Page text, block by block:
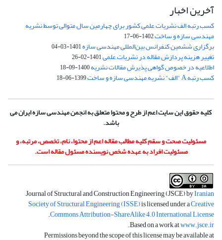
آخرین اخبار
کسب رتبه الف نشریات علمی کشور برای چهارمین سال متوالی توسط نشریه
مهندسی سازه و ساخت1402-06-17
برگزاری ششمین کنفرانس بین‌المللی مهندسی سازه1401-03-04
تغییر هزینه پردازش مقاله در نشریات علمی1401-02-26
اطلاعیه در خصوص گواهی پذیرش مقالات نشریه1400-09-18
کسب رتبه A "الف" نشریه مهندسی سازه و ساخت 1399-06-18
کلیه حقوق این سایت اعم از طرح و محتوا متعلق به انجمن مهندسی سازه ایران می
باشد.
مسئولیت صحت و سقم کلیه مطالب مقاله اعم از محتوا، نام، تخصص، مرتبه، و
مسئولیت افراد به عهده شخص نویسنده مسئول مقاله است.
Journal of Structural and Construction Engineering (JSCE) byIranian
Society of Structural Engineering (ISSE)is licensed under aCreative
Commons Attribution-ShareAlike 4.0 International License
.
Based on a work atwww.jsce.ir
.
Permissions beyond the scope of this license may be available at